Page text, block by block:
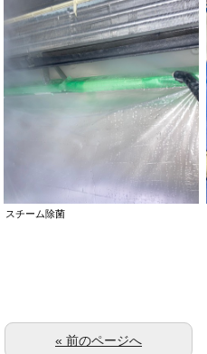
スチーム除菌
« 前のページへ